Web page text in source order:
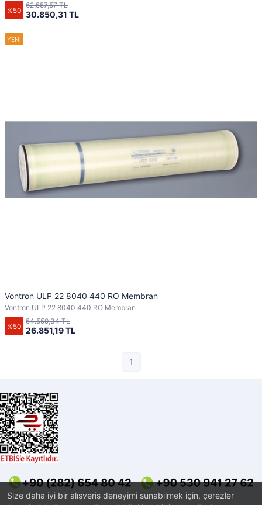
Size daha iyi bir alışveriş deneyimi sunabilmek için, çerezler
%50 30.850,31 TL
62.557,57 TL
Vontron ULP 22 8040 440 RO Membran
Vontron ULP 22 8040 440 RO Membran
%50 26.851,19 TL
54.559,34 TL
1